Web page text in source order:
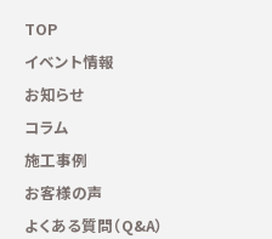
TOP
イベント情報
お知らせ
コラム
施工事例
お客様の声
よくある質問（Q&A）